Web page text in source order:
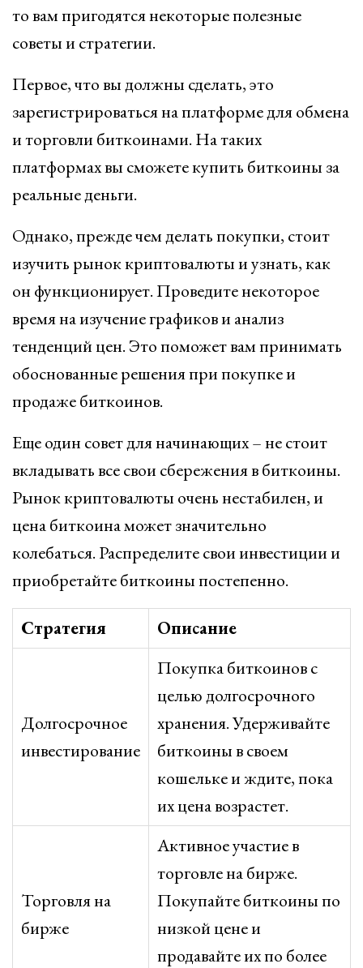
то вам пригодятся некоторые полезные
советы и стратегии.
Первое, что вы должны сделать, это
зарегистрироваться на платформе для обмена
и торговли биткоинами. На таких
платформах вы сможете купить биткоины за
реальные деньги.
Однако, прежде чем делать покупки, стоит
изучить рынок криптовалюты и узнать, как
он функционирует. Проведите некоторое
время на изучение графиков и анализ
тенденций цен. Это поможет вам принимать
обоснованные решения при покупке и
продаже биткоинов.
Еще один совет для начинающих – не стоит
вкладывать все свои сбережения в биткоины.
Рынок криптовалюты очень нестабилен, и
цена биткоина может значительно
колебаться. Распределите свои инвестиции и
приобретайте биткоины постепенно.
Стратегия Описание
Долгосрочное
инвестирование
Покупка биткоинов с
целью долгосрочного
хранения. Удерживайте
биткоины в своем
кошельке и ждите, пока
их цена возрастет.
Торговля на
бирже
Активное участие в
торговле на бирже.
Покупайте биткоины по
низкой цене и
продавайте их по более